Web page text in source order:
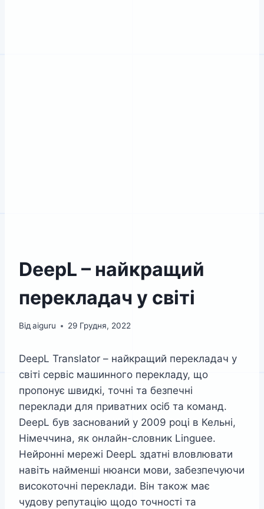
DeepL – найкращий
перекладач у світі
Відaiguru 29 Грудня, 2022
DeepL Translator – найкращий перекладач у
світі сервіс машинного перекладу, що
пропонує швидкі, точні та безпечні
переклади для приватних осіб та команд.
DeepL був заснований у 2009 році в Кельні,
Німеччина, як онлайн-словник Linguee.
Нейронні мережі DeepL здатні вловлювати
навіть найменші нюанси мови, забезпечуючи
високоточні переклади. Він також має
чудову репутацію щодо точності та